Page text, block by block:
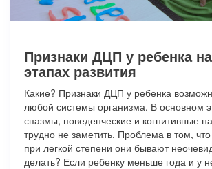
Признаки ДЦП у ребенка
этапах развития
Какие? Признаки ДЦП у ребенка
любой системы организма. В основном
спазмы, поведенческие и когнитивные
трудно не заметить. Проблема в том,
при легкой степени они бывают
делать? Если ребенку меньше года и у